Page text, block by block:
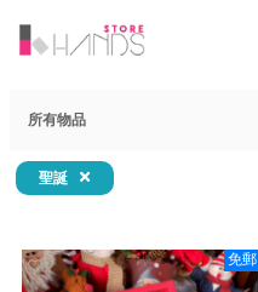
所有物品
聖誕
免郵